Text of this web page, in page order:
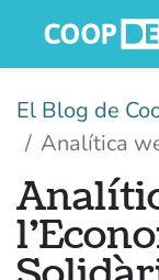
El Blog de
Analítica